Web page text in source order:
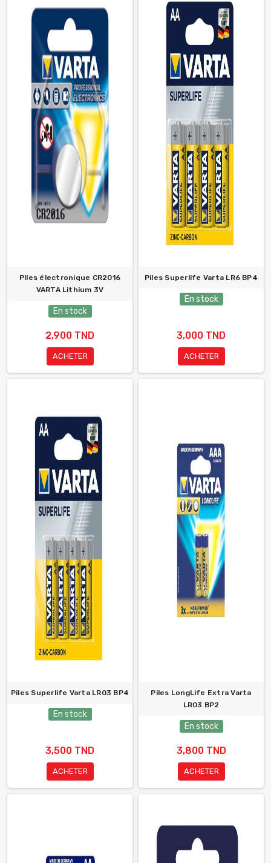
Piles électronique CR2016
VARTA Lithium 3V
En stock
2,900 TND
ACHETER
Piles Superlife Varta LR6 BP4
En stock
3,000 TND
ACHETER
Piles Superlife Varta LR03 BP4
En stock
3,500 TND
ACHETER
Piles LongLife Extra Varta
LR03 BP2
En stock
3,800 TND
ACHETER